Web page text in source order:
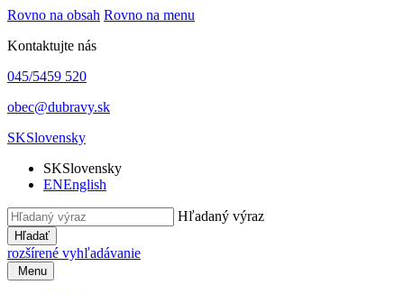
Rovno na obsah Rovno na menu
Kontaktujte nás
045/5459 520
obec@dubravy.sk
SKSlovensky
SKSlovensky
ENEnglish
Hľadaný výraz
Hľadať
rozšírené vyhľadávanie
Menu